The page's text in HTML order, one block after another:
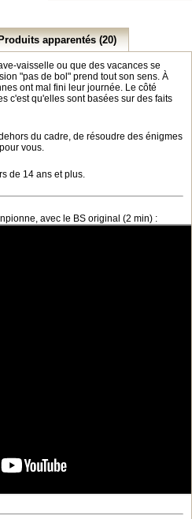
apparentés (20)
vaisselle ou que des vacances se
"pas de bol" prend tout son sens. À
ont mal fini leur journée. Le côté
c'est qu'elles sont basées sur des faits
du cadre, de résoudre des énigmes
vous.
de 14 ans et plus.
avec le BS original (2 min) :